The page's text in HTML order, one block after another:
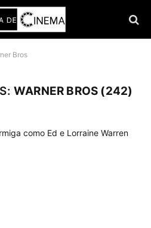
Bros
WARNER BROS (242)